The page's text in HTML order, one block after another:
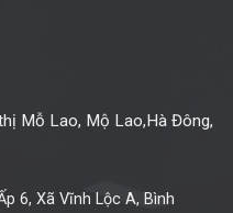
Mỗ Lao, Mộ Lao,Hà Đông,
6, Xã Vĩnh Lộc A, Bình